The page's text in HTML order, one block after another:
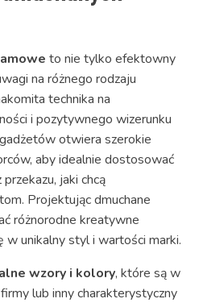
to nie tylko efektowny
na różnego rodzaju
technika na
i pozytywnego wizerunku
otwiera szerokie
aby idealnie dostosować
jaki chcą
Projektując dmuchane
różnorodne kreatywne
w unikalny styl i wartości marki.
wzory i kolory, które są w
lub inny charakterystyczny